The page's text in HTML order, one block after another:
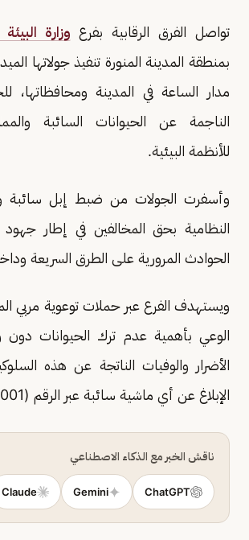
تواصل الفرق الرقابية بفرع وزارة
بمنطقة المدينة المنورة تنفيذ جولاتها
مدار الساعة في المدينة ومحافظاتها،
الناجمة عن الحيوانات السائبة
للأنظمة البيئية.
وأسفرت الجولات من ضبط إبل سائبة
النظامية بحق المخالفين في إطار جهود
الحوادث المرورية على الطرق السريعة
ويستهدف الفرع عبر حملات توعوية مربي
الوعي بأهمية عدم ترك الحيوانات دون
الأضرار والوفيات الناتجة عن هذه
الإبلاغ عن أي ماشية سائبة عبر الرقم (0181183001)
ناقش الخبر مع الذكاء الاصطناعي
ChatGPT
Gemini
Claude